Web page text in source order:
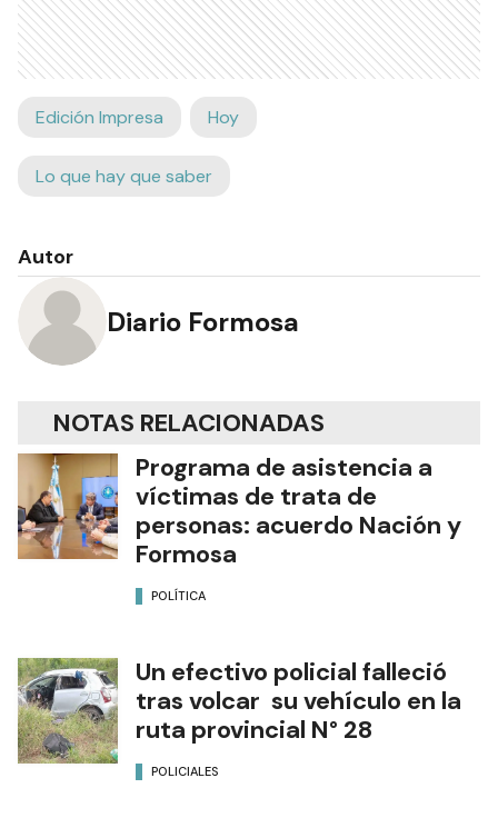
Edición Impresa Hoy
Lo que hay que saber
Autor
Diario Formosa
NOTAS RELACIONADAS
Programa de asistencia a
víctimas de trata de
personas: acuerdo Nación y
Formosa
POLÍTICA
Un efectivo policial falleció
tras volcar su vehículo en la
ruta provincial N° 28
POLICIALES